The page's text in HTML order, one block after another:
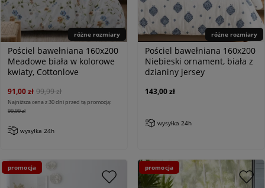
różne rozmiary
Pościel bawełniana 160x200
Meadowe biała w kolorowe
kwiaty, Cottonlove
91,00 zł 99,99 zł
Najniższa cena z 30 dni przed tą promocją:
99,99 zł
wysyłka 24h
różne rozmiary
Pościel bawełniana 160x200
Niebieski ornament, biała z
dzianiny jersey
143,00 zł
wysyłka 24h
promocja promocja